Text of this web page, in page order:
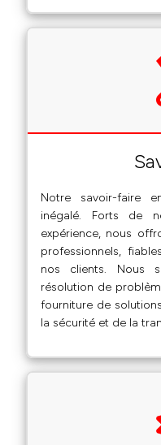
Notre savoir-faire
inégalé. Forts de
expérience, nous
professionnels,
nos clients. Nous
résolution de
fourniture de
la sécurité et de la